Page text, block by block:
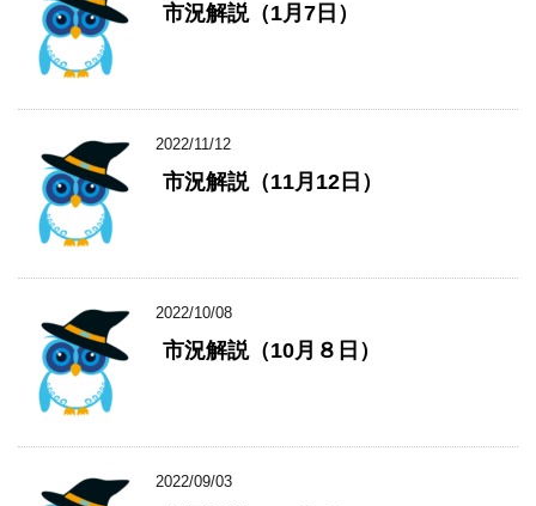
市況解説（1月7日）
2022/11/12
市況解説（11月12日）
2022/10/08
市況解説（10月８日）
2022/09/03